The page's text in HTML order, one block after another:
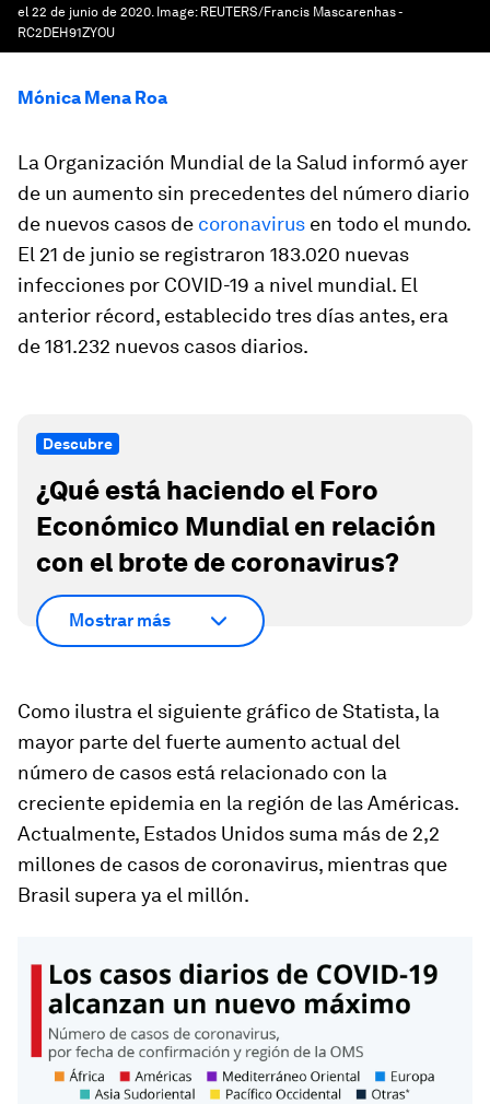
el 22 de junio de 2020. Image: REUTERS/Francis Mascarenhas -
RC2DEH91ZYOU
Mónica Mena Roa
La Organización Mundial de la Salud informó ayer
de un aumento sin precedentes del número diario
de nuevos casos de coronavirus en todo el mundo.
El 21 de junio se registraron 183.020 nuevas
infecciones por COVID-19 a nivel mundial. El
anterior récord, establecido tres días antes, era
de 181.232 nuevos casos diarios.
Descubre
¿Qué está haciendo el Foro
Económico Mundial en relación
con el brote de coronavirus?
Mostrar más
Como ilustra el siguiente gráfico de Statista, la
mayor parte del fuerte aumento actual del
número de casos está relacionado con la
creciente epidemia en la región de las Américas.
Actualmente, Estados Unidos suma más de 2,2
millones de casos de coronavirus, mientras que
Brasil supera ya el millón.